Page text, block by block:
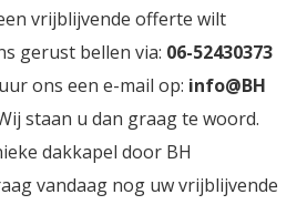
vrijblijvende offerte wilt
gerust bellen via: 06-52430373
ons een e-mail op: info@BH
staan u dan graag te woord.
dakkapel door BH
vandaag nog uw vrijblijvende